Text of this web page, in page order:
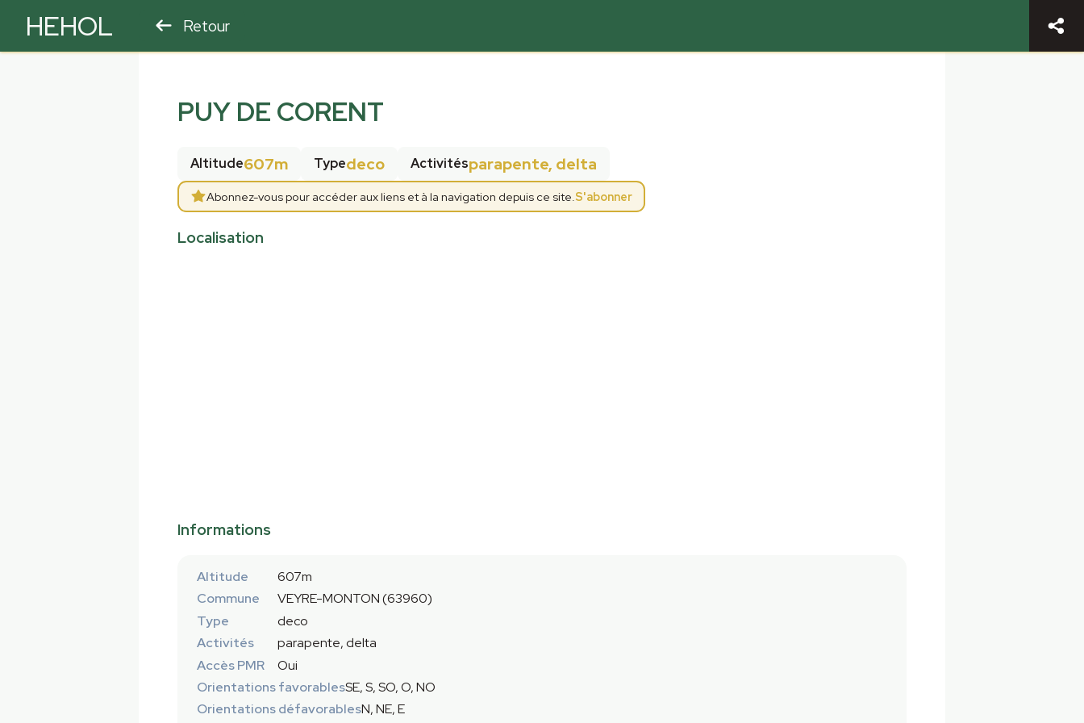
HEHOL Retour
PUY DE CORENT
Altitude607m Typedeco Activitésparapente, delta
Abonnez-vous pour accéder aux liens et à la navigation depuis ce site.S'abonner
Localisation
Informations
Altitude
607m
Commune
VEYRE-MONTON (63960)
Type
deco
Activités
parapente, delta
Accès PMR
Oui
Orientations favorablesSE, S, SO, O, NO
Orientations défavorablesN, NE, E